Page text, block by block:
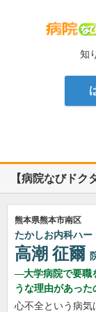
知
【病院なびドク
熊本県熊本市南区
たかしお内科ハー
高潮 征爾
大学病院で要職
うな理由があった
心不全という病気